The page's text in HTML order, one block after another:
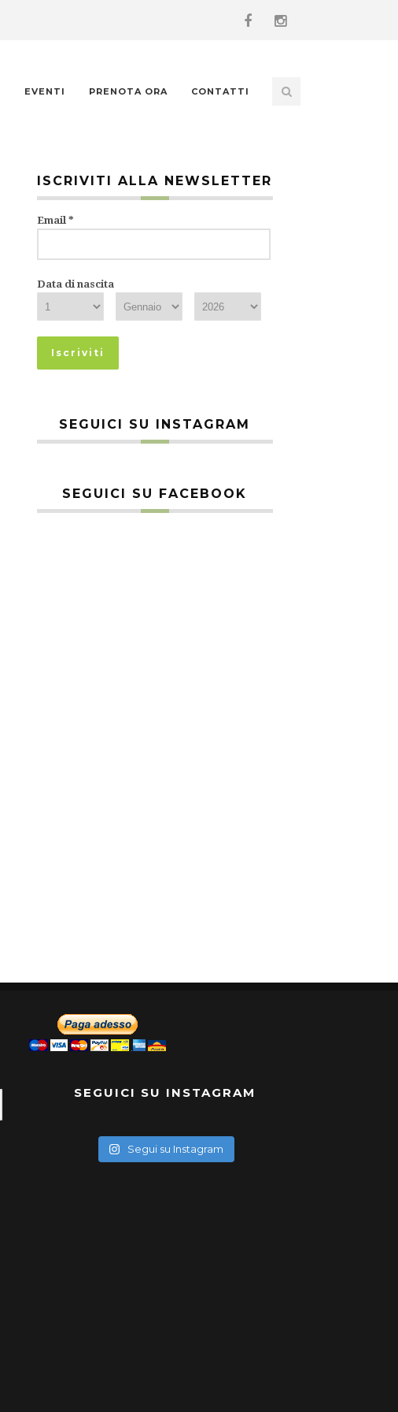
EVENTI PRENOTA ORA CONTATTI
ISCRIVITI ALLA NEWSLETTER
Email *
Data di nascita
SEGUICI SU INSTAGRAM
SEGUICI SU FACEBOOK
SEGUICI SU INSTAGRAM
Segui su Instagram